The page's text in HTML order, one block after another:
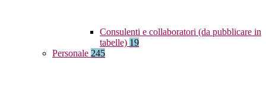
Consulenti e collaboratori (da pubblicare in
tabelle) 19
Personale 245